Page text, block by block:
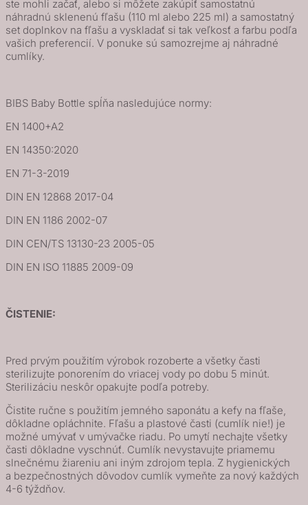
ste mohli začať, alebo si môžete zakúpiť samostatnú
náhradnú sklenenú fľašu (110 ml alebo 225 ml) a samostatný
set doplnkov na fľašu a vyskladať si tak veľkosť a farbu podľa
vašich preferencií. V ponuke sú samozrejme aj náhradné
cumlíky.
BIBS Baby Bottle spĺňa nasledujúce normy:
EN 1400+A2
EN 14350:2020
EN 71-3-2019
DIN EN 12868 2017-04
DIN EN 1186 2002-07
DIN CEN/TS 13130-23 2005-05
DIN EN ISO 11885 2009-09
ČISTENIE:
Pred prvým použitím výrobok rozoberte a všetky časti
sterilizujte ponorením do vriacej vody po dobu 5 minút.
Sterilizáciu neskôr opakujte podľa potreby.
Čistite ručne s použitím jemného saponátu a kefy na fľaše,
dôkladne opláchnite. Fľašu a plastové časti (cumlík nie!) je
možné umývať v umývačke riadu. Po umytí nechajte všetky
časti dôkladne vyschnúť. Cumlík nevystavujte priamemu
slnečnému žiareniu ani iným zdrojom tepla. Z hygienických
a bezpečnostných dôvodov cumlík vymeňte za nový každých
4-6 týždňov.